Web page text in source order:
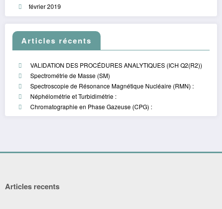
février 2019
Articles récents
VALIDATION DES PROCÉDURES ANALYTIQUES (ICH Q2(R2))
Spectrométrie de Masse (SM)
Spectroscopie de Résonance Magnétique Nucléaire (RMN) :
Néphélométrie et Turbidimétrie :
Chromatographie en Phase Gazeuse (CPG) :
Articles recents